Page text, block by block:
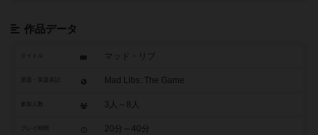
作品データ
タイトル マッド・リブ
Mad Libs: The Game
参加人数 3人～8人
20分～40分